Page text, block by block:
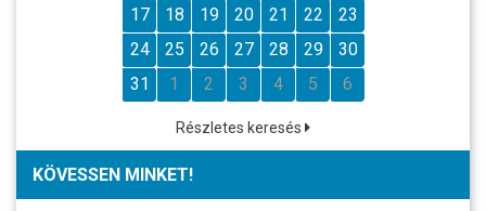
17
18 19 20 21 22
23
24
25 26 27 28 29
30
31
1 2 3 4 5 6
Részletes keresés
KÖVESSEN MINKET!